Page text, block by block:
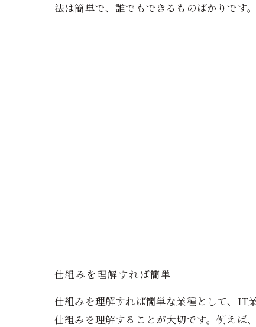
法は簡単で、誰でもできるものばかりです
仕組みを理解すれば簡単
仕組みを理解すれば簡単な業種として、IT
仕組みを理解することが大切です。例えば